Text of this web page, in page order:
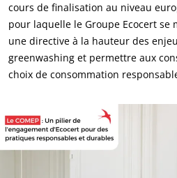
Agriculture biologique
Commerce équitable
Agriculture durable
cours de finalisation au niveau
pour laquelle le Groupe Ecocert se
une directive à la hauteur des
greenwashing et permettre aux
choix de consommation